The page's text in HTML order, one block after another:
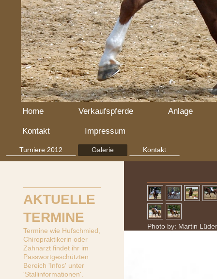
Home Verkaufspferde Anlage
Kontakt Impressum
Turniere 2012 Galerie Kontakt
Photo by: Martin
AKTUELLE
TERMINE
Termine wie Hufschmied,
Chiropraktikerin oder
Zahnarzt findet ihr im
Passwortgeschützten
Bereich 'Infos' unter
'Stallinformationen'.